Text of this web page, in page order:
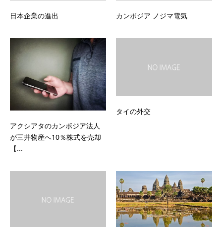
日本企業の進出 カンボジア ノジマ電気
アクシアタのカンボジア法人
が三井物産へ10％株式を売却
【...
タイの外交